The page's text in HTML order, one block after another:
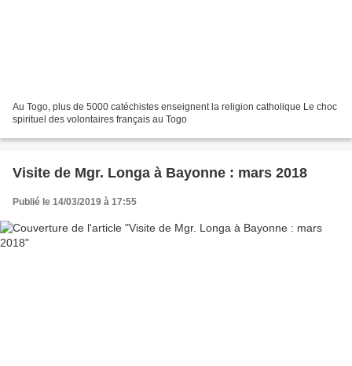
Au Togo, plus de 5000 catéchistes enseignent la religion catholique Le choc
spirituel des volontaires français au Togo
Visite de Mgr. Longa à Bayonne : mars 2018
Publié le 14/03/2019 à 17:55